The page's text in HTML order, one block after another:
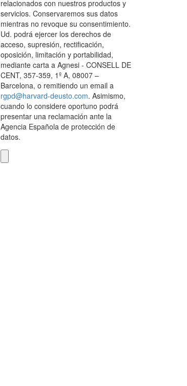
relacionados con nuestros productos y
servicios. Conservaremos sus datos
mientras no revoque su consentimiento.
Ud. podrá ejercer los derechos de
acceso, supresión, rectificación,
oposición, limitación y portabilidad,
mediante carta a Agnesi - CONSELL DE
CENT, 357-359, 1º A, 08007 –
Barcelona, o remitiendo un email a
rgpd@harvard-deusto.com. Asimismo,
cuando lo considere oportuno podrá
presentar una reclamación ante la
Agencia Española de protección de
datos.